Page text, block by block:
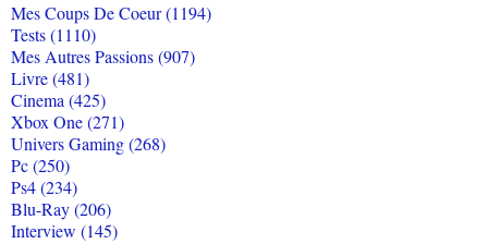
Mes Coups De Coeur (1194)
Tests (1110)
Mes Autres Passions (907)
Livre (481)
Cinema (425)
Xbox One (271)
Univers Gaming (268)
Pc (250)
Ps4 (234)
Blu-Ray (206)
Interview (145)